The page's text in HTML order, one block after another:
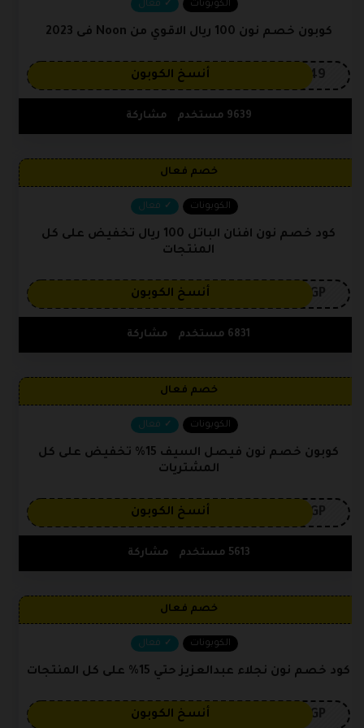
الكوبونات فعال
كوبون خصم نون 100 ريال الاقوي من Noon فى 2023
OP149 أنسخ الكوبون
9639 مستخدم مشاركة
خصم فعال
الكوبونات فعال
كود خصم نون افنان الباتل 100 ريال تخفيض على كل
المنتجات
3GP أنسخ الكوبون
6831 مستخدم مشاركة
خصم فعال
الكوبونات فعال
كوبون خصم نون فيصل السيف 15% تخفيض على كل
المشتريات
3GP أنسخ الكوبون
5613 مستخدم مشاركة
خصم فعال
الكوبونات فعال
كود خصم نون نجلاء عبدالعزيز حتي 15% على كل المنتجات
3GP أنسخ الكوبون